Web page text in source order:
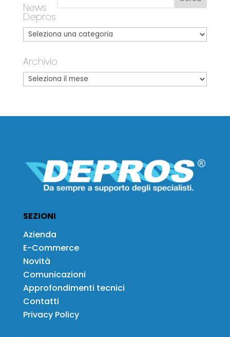
News
Depros
Archivio
SEZIONI
Azienda
E-Commerce
Novità
Comunicazioni
Approfondimenti tecnici
Contatti
Privacy Policy